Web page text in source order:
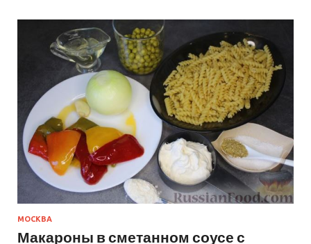
МОСКВА
Макароны в сметанном соусе с